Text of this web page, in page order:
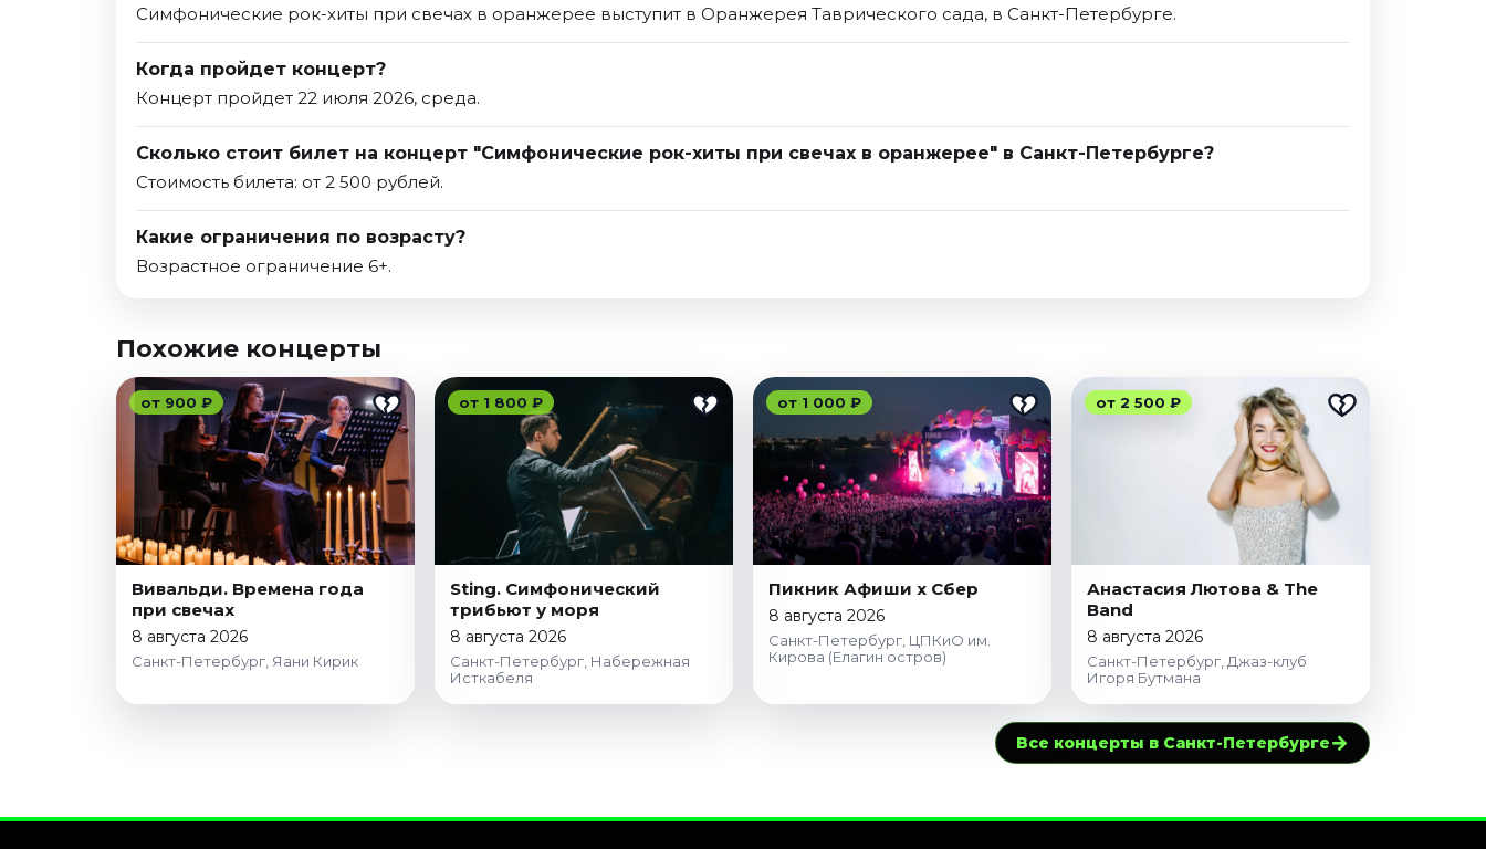
Симфонические рок-хиты при свечах в оранжерее выступит в Оранжерея Таврического сада, в Санкт-Петербурге.
Когда пройдет концерт?
Концерт пройдет 22 июля 2026, среда.
Сколько стоит билет на концерт "Симфонические рок-хиты при свечах в оранжерее" в Санкт-Петербурге?
Стоимость билета: от 2 500 рублей.
Какие ограничения по возрасту?
Возрастное ограничение 6+.
Похожие концерты
от 900 ₽
Вивальди. Времена года
при свечах
8 августа 2026
Санкт-Петербург, Яани Кирик
от 1 800 ₽
Sting. Симфонический
трибьют у моря
8 августа 2026
Санкт-Петербург, Набережная
Исткабеля
от 1 000 ₽
Пикник Афиши x Сбер
8 августа 2026
Санкт-Петербург, ЦПКиО им.
Кирова (Елагин остров)
от 2 500 ₽
Анастасия Лютова & The
Band
8 августа 2026
Санкт-Петербург, Джаз-клуб
Игоря Бутмана
Все концерты в Санкт-Петербурге→